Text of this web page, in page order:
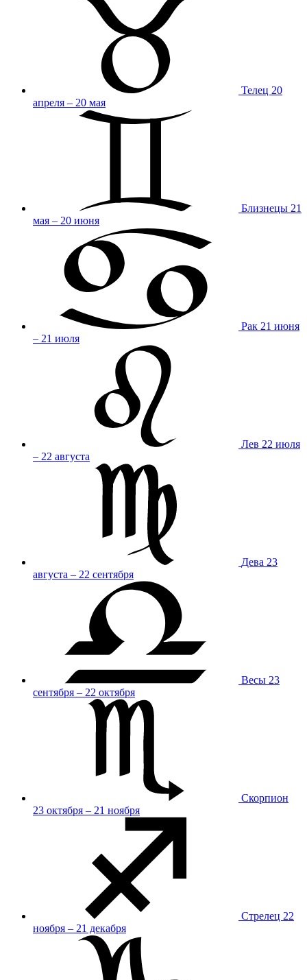
Телец 20
апреля – 20 мая
Близнецы 21
мая – 20 июня
Рак 21 июня
– 21 июля
Лев 22 июля
– 22 августа
Дева 23
августа – 22 сентября
Весы 23
сентября – 22 октября
Скорпион
23 октября – 21 ноября
Стрелец 22
ноября – 21 декабря